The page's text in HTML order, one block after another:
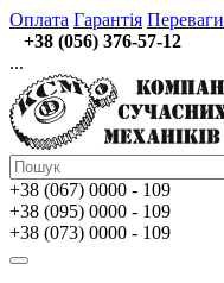
Оплата Гарантія Переваги
+38 (056) 376-57-12
...
+38 (067) 0000 - 109
+38 (095) 0000 - 109
+38 (073) 0000 - 109